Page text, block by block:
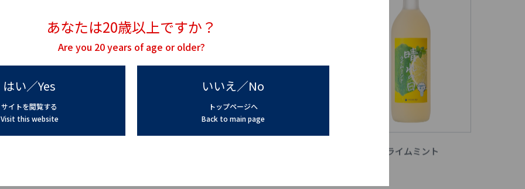
晴れの日ライムミント
あなたは20歳以上ですか？
Are you 20 years of age or older?
はい／Yes
サイトを閲覧する
Visit this website
いいえ／No
トップページへ
Back to main page